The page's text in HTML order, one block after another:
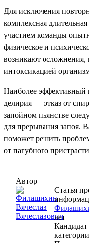
Для исключения
комплексная
участием команды
физическое и
возникают осложнения,
интоксикацией
Наиболее эффективный
делирия — отказ от
запойном пьянстве
для прерывания запоя.
поможет решить
от пагубного
Автор
Статья
лет